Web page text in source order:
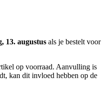
13. augustus als je bestelt voor
op voorraad. Aanvulling is
kan dit invloed hebben op de